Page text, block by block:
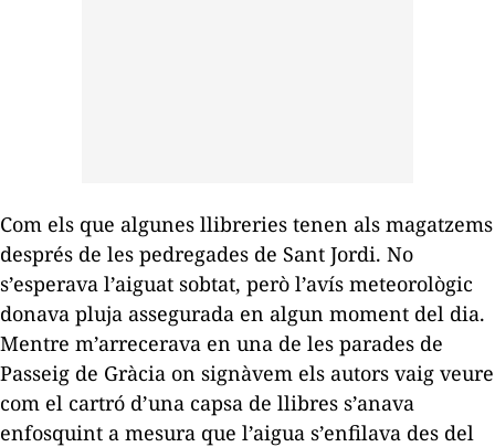
Com els que algunes llibreries tenen als magatzems
després de les pedregades de Sant Jordi. No
s’esperava l’aiguat sobtat, però l’avís meteorològic
donava pluja assegurada en algun moment del dia.
Mentre m’arrecerava en una de les parades de
Passeig de Gràcia on signàvem els autors vaig veure
com el cartró d’una capsa de llibres s’anava
enfosquint a mesura que l’aigua s’enfilava des del